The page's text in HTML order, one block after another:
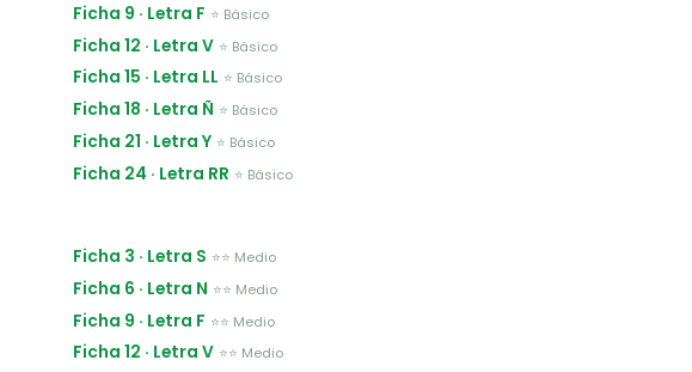
Ficha 9 · Letra F ⭐ Básico
Ficha 12 · Letra V ⭐ Básico
Ficha 15 · Letra LL ⭐ Básico
Ficha 18 · Letra Ñ ⭐ Básico
Ficha 21 · Letra Y ⭐ Básico
Ficha 24 · Letra RR ⭐ Básico
Ficha 3 · Letra S ⭐⭐ Medio
Ficha 6 · Letra N ⭐⭐ Medio
Ficha 9 · Letra F ⭐⭐ Medio
Ficha 12 · Letra V ⭐⭐ Medio